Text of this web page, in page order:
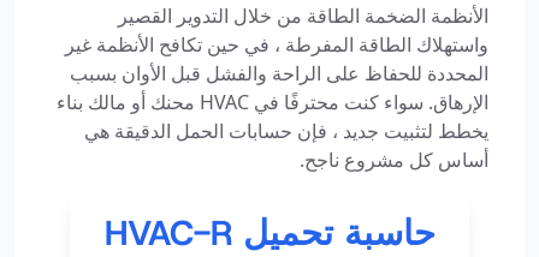
الأنظمة الضخمة الطاقة من خلال التدوير القصير
واستهلاك الطاقة المفرطة ، في حين تكافح الأنظمة غير
المحددة للحفاظ على الراحة والفشل قبل الأوان بسبب
الإرهاق. سواء كنت محترفًا في HVAC محنك أو مالك بناء
يخطط لتثبيت جديد ، فإن حسابات الحمل الدقيقة هي
أساس كل مشروع ناجح.
حاسبة تحميل HVAC-R